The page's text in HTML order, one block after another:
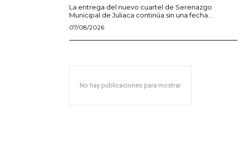
La entrega del nuevo cuartel de Serenazgo
Municipal de Juliaca continúa sin una fecha...
07/08/2026
No hay publicaciones para mostrar